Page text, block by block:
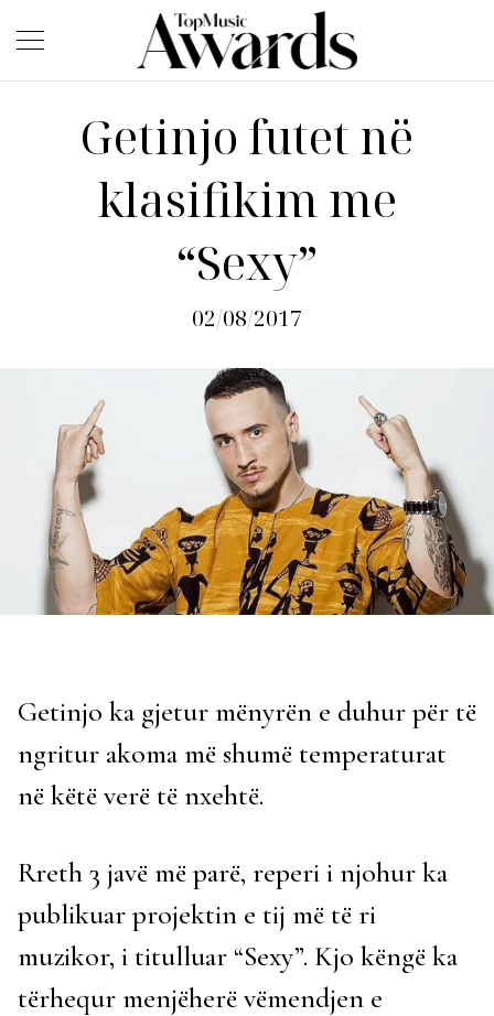
Getinjo futet në
klasifikim me
“Sexy”
02/08/2017
Getinjo ka gjetur mënyrën e duhur për të
ngritur akoma më shumë temperaturat
në këtë verë të nxehtë.
Rreth 3 javë më parë, reperi i njohur ka
publikuar projektin e tij më të ri
muzikor, i titulluar “Sexy”. Kjo këngë ka
tërhequr menjëherë vëmendjen e